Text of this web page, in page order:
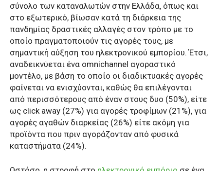
σύνολο των καταναλωτών στην Ελλάδα, όπως και
στο εξωτερικό, βίωσαν κατά τη διάρκεια της
πανδημίας δραστικές αλλαγές στον τρόπο με το
οποίο πραγματοποιούν τις αγορές τους, με
σημαντική αύξηση του ηλεκτρονικού εμπορίου. Έτσι,
αναδεικνύεται ένα omnichannel αγοραστικό
μοντέλο, με βάση το οποίο οι διαδικτυακές αγορές
φαίνεται να ενισχύονται, καθώς θα επιλέγονται
από περισσότερους από έναν στους δυο (50%), είτε
ως click away (27%) για αγορές τροφίμων (21%), για
αγορές αγαθών διαρκείας (26%) είτε ακόμη για
προϊόντα που πριν αγοράζονταν από φυσικά
καταστήματα (24%).